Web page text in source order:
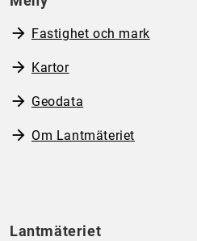
Fastighet och mark
Kartor
Geodata
Om Lantmäteriet
Lantmäteriet